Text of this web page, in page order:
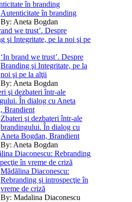
Autenticitate în branding
By: Aneta Bogdan
‘In brand we trust’. Despre
Branding şi Integritate, pe la
noi şi pe la alţii
By: Aneta Bogdan
Zbateri şi dezbateri într-ale
brandingului. În dialog cu
Aneta Bogdan, Brandient
By: Aneta Bogdan
Mădălina Diaconescu:
Rebranding şi introspecţie în
vreme de criză
By: Madalina Diaconescu